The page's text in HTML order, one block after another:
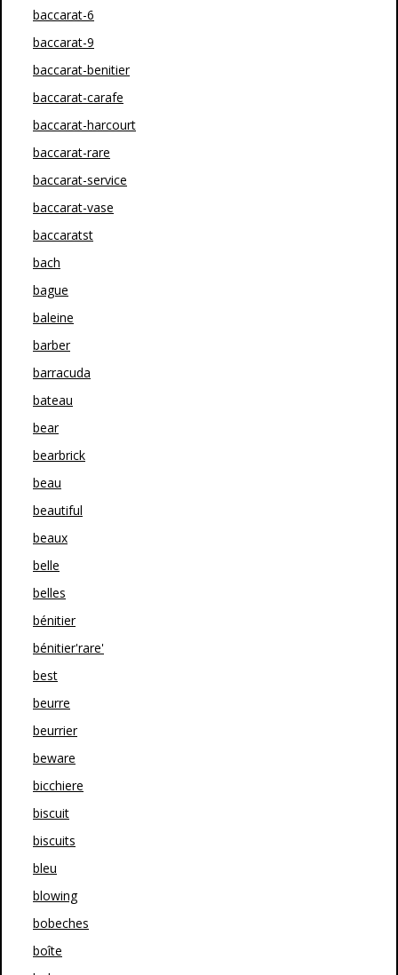
baccarat-6
baccarat-9
baccarat-benitier
baccarat-carafe
baccarat-harcourt
baccarat-rare
baccarat-service
baccarat-vase
baccaratst
bach
bague
baleine
barber
barracuda
bateau
bear
bearbrick
beau
beautiful
beaux
belle
belles
bénitier
bénitier'rare'
best
beurre
beurrier
beware
bicchiere
biscuit
biscuits
bleu
blowing
bobeches
boîte